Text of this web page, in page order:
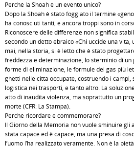
Perché la Shoah è un evento unico?
Dopo la Shoah è stato foggiato il termine
ha conosciuti tanti, e ancora troppi sono in
Riconoscere delle differenze non significa
secondo un detto ebraico «Chi uccide una vita,
mai, nella storia, si è letto che è stato
freddezza e determinazione, lo sterminio di un
forme di eliminazione, le formule dei gas più
ghetti nelle città occupate, costruendo i campi,
logistica nei trasporti, e tanto altro. La
atto di inaudita violenza, ma soprattutto un
morte (CFR: La Stampa).
Perché ricordare e commemorare?
Il Giorno della Memoria non vuole sminuire gli
stata capace ed è capace, ma una presa di
l’uomo l’ha realizzato veramente. Non è la